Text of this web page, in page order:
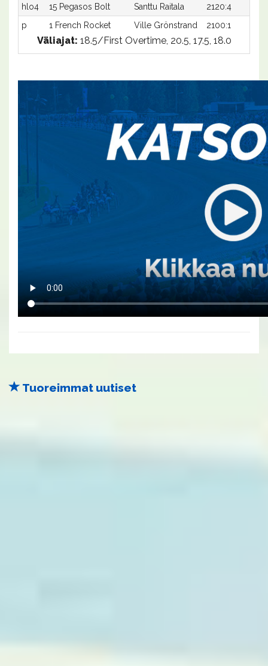
hlo4
15 Pegasos Bolt Santtu Raitala 2120:4
p
1 French Rocket Ville Grönstrand 2100:1
Väliajat: 18.5/First Overtime, 20.5, 17.5, 18.0
Tuoreimmat uutiset